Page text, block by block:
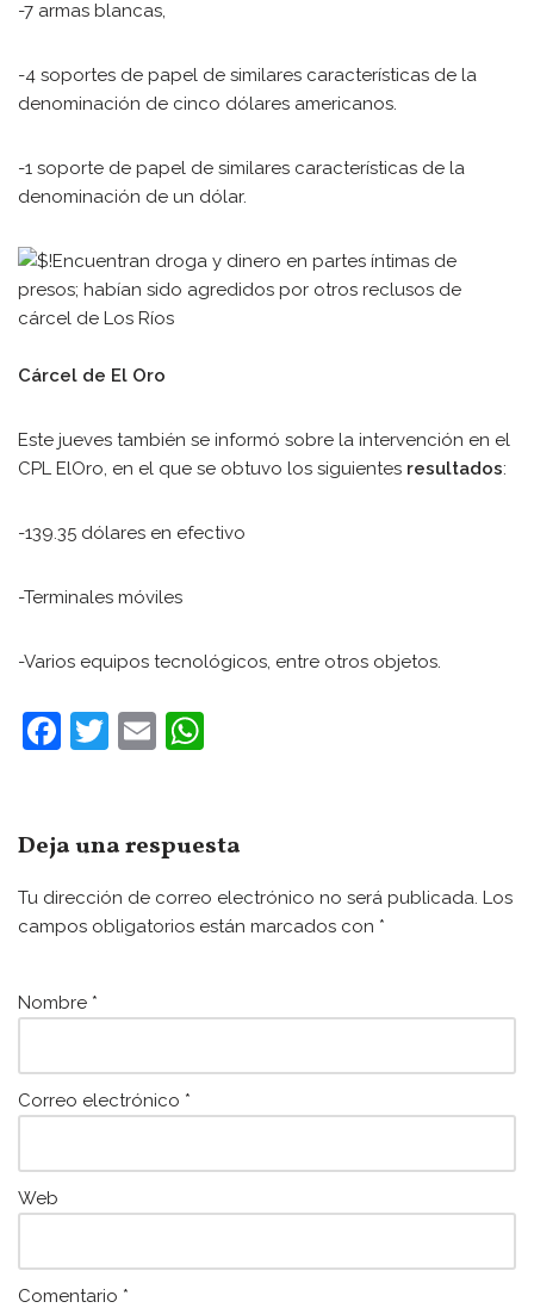
-7 armas blancas,
-4 soportes de papel de similares características de la
denominación de cinco dólares americanos.
-1 soporte de papel de similares características de la
denominación de un dólar.
Cárcel de El Oro
Este jueves también se informó sobre la intervención en el
CPL ElOro, en el que se obtuvo los siguientes resultados:
-139.35 dólares en efectivo
-Terminales móviles
-Varios equipos tecnológicos, entre otros objetos.
F
e
b
o
k
T
er
E
l
s
A
p
Deja una respuesta
Tu dirección de correo electrónico no será publicada. Los
campos obligatorios están marcados con *
Nombre *
Correo electrónico *
Web
Comentario *